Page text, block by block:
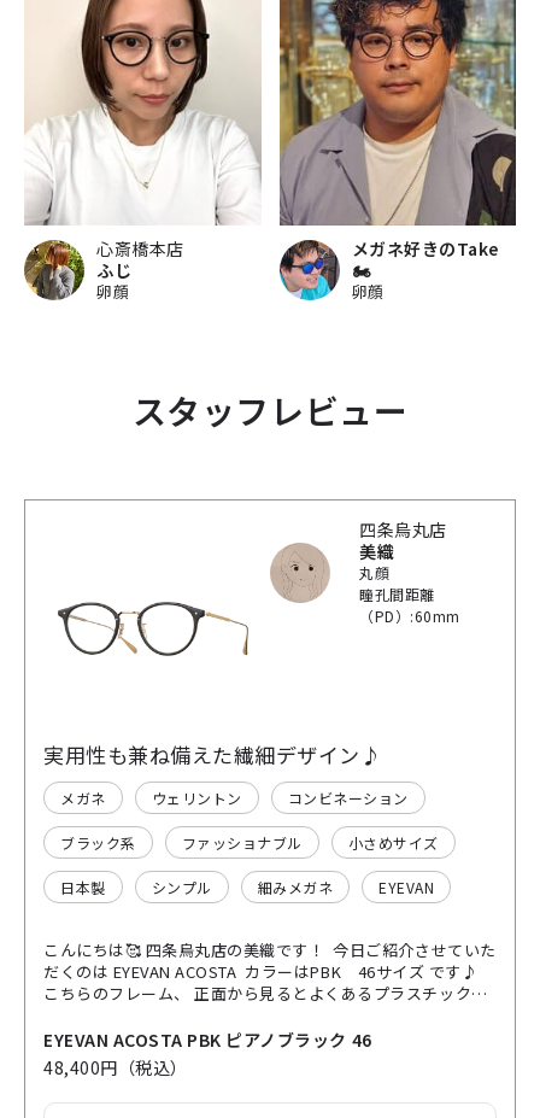
心斎橋本店
ふじ
卵顔
メガネ好きのTake
🏍
卵顔
スタッフレビュー
四条烏丸店
美織
丸顔
瞳孔間距離
（PD）:60mm
実用性も兼ね備えた繊細デザイン♪
メガネ ウェリントン コンビネーション
ブラック系 ファッショナブル 小さめサイズ
日本製 シンプル 細みメガネ EYEVAN
こんにちは🥰 四条烏丸店の美織です！ 今日ご紹介させていた
だくのは EYEVAN ACOSTA カラーはPBK 46サイズ です♪
こちらのフレーム、 正面から見るとよくあるプラスチックと
んとゴールドの金属パーツがしっかりと支えているんです！
これがあることによって強度が増し、レンズ周りフロント部
分の変形を防ぐ作りになっております💡 斜め上、斜め横から
見ても、ブラックとゴールドの対比でバチッと決まったコン
EYEVAN ACOSTA PBK ピアノブラック 46
48,400円（税込）